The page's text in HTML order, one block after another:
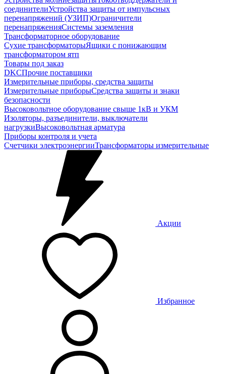
соединителиУстройства защиты от импульсных
перенапряжений (УЗИП)Ограничители
перенапряженияСистемы заземления
Трансформаторное оборудование
Сухие трансформаторыЯщики с понижающим
трансформатором ятп
Товары под заказ
DKCПрочие поставщики
Измерительные приборы, средства защиты
Измерительные приборыСредства защиты и знаки
безопасности
Высоковольтное оборудование свыше 1кВ и УКМ
Изоляторы, разъединители, выключатели
нагрузкиВысоковольтная арматура
Приборы контроля и учета
Счетчики электроэнергииТрансформаторы измерительные
Акции
Избранное